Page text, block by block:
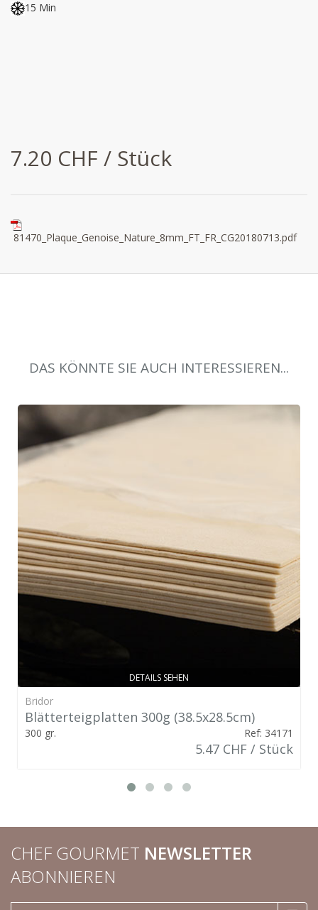
15 Min
7.20 CHF / Stück
81470_Plaque_Genoise_Nature_8mm_FT_FR_CG20180713.pdf
DAS KÖNNTE SIE AUCH INTERESSIEREN...
DETAILS SEHEN
Bridor
Blätterteigplatten 300g (38.5x28.5cm)
300 gr. Ref: 34171
5.47 CHF / Stück
CHEF GOURMET NEWSLETTER
ABONNIEREN